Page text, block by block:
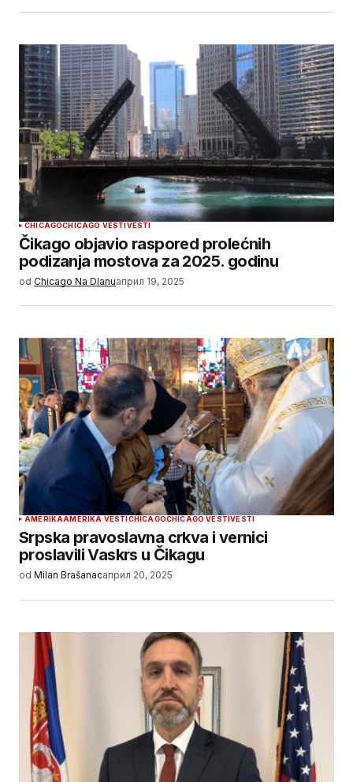
CHICAGOCHICAGO VESTIVESTI
Čikago objavio raspored prolećnih
podizanja mostova za 2025. godinu
od Chicago Na Dlanuаприл 19, 2025
AMERIKAAMERIKA VESTI CHICAGOCHICAGO VESTIVESTI
Srpska pravoslavna crkva i vernici
proslavili Vaskrs u Čikagu
od Milan Brašanacаприл 20, 2025